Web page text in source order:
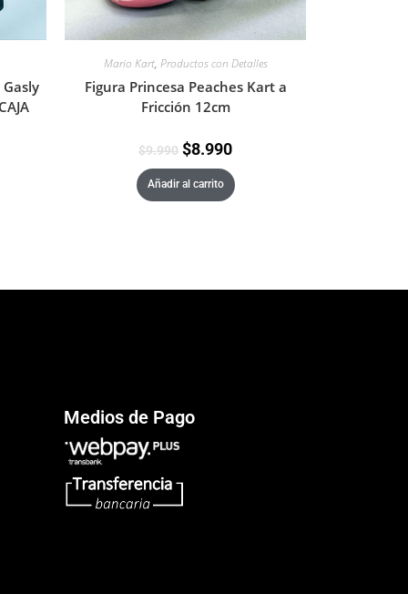
Mario Kart, Productos con Detalles
Figura Princesa Peaches Kart a
Fricción 12cm
$9.990 $8.990
Añadir al carrito
Medios de Pago